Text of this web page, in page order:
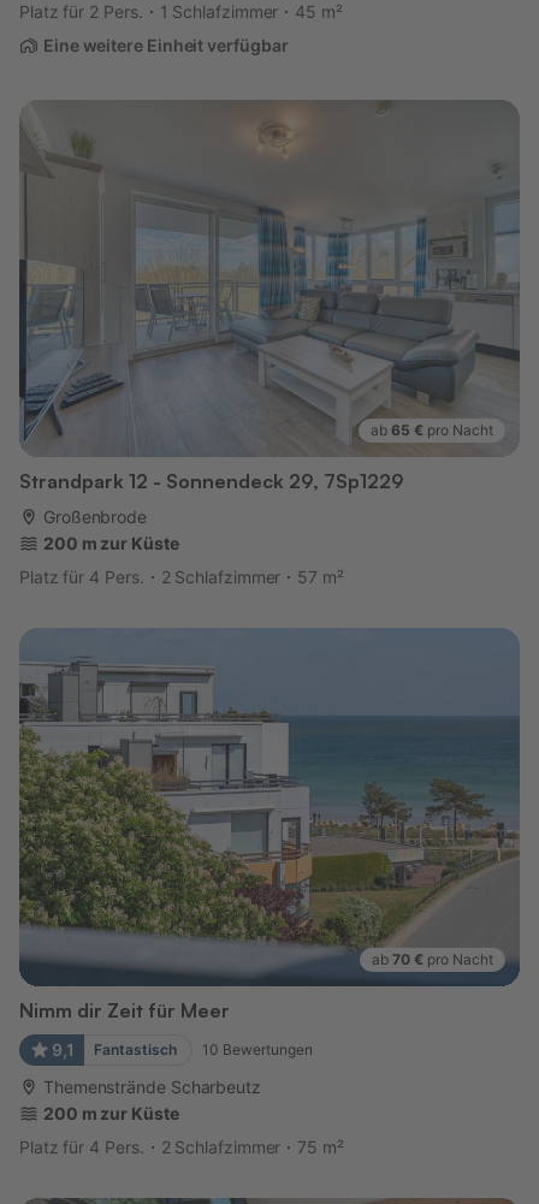
Platz für 2 Pers.
1 Schlafzimmer
45 m²
Eine weitere Einheit verfügbar
ab 65 € pro Nacht
Strandpark 12 - Sonnendeck 29, 7Sp1229
Großenbrode
200 m zur Küste
Platz für 4 Pers.
2 Schlafzimmer 57 m²
ab 70 € pro Nacht
Nimm dir Zeit für Meer
9,1 Fantastisch 10 Bewertungen
Themenstrände Scharbeutz
200 m zur Küste
Platz für 4 Pers.
2 Schlafzimmer 75 m²